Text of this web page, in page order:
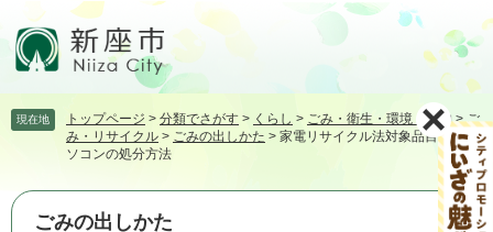
頭飛
て
現在地 トップページ > 分類でさがす > くらし > ごみ・衛生・環境・動物 >ご
み・リサイクル > ごみの出しかた > 家電リサイクル法対象品目及びパ
ソコンの処分方法
ごみの出しかた